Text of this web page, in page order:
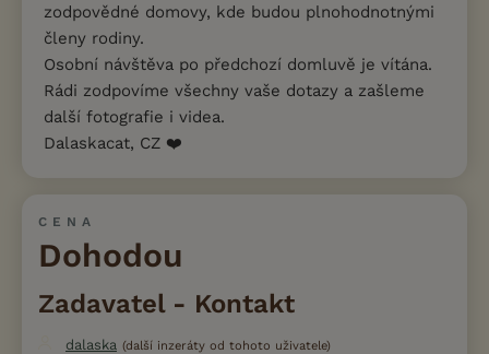
zodpovědné domovy, kde budou plnohodnotnými
členy rodiny.
Osobní návštěva po předchozí domluvě je vítána.
Rádi zodpovíme všechny vaše dotazy a zašleme
další fotografie i videa.
Dalaskacat, CZ ❤️
CENA
Dohodou
Zadavatel - Kontakt
dalaska (další inzeráty od tohoto uživatele)